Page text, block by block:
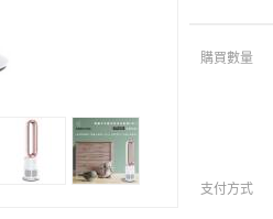
購買數量
支付方式